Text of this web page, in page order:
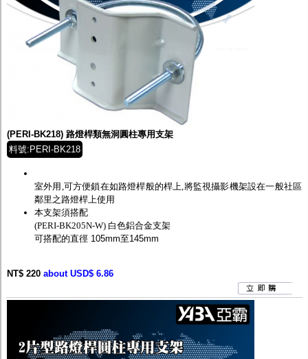
(PERI-BK218) 路燈桿類無洞圓柱專用支架
料號:PERI-BK218
室外用,可方便鎖在如路燈桿般的桿上,將監視攝影機架設在一般社區
鄰里之路燈桿上使用
本支架須搭配
(PERI-BK205N-W) 白色鋁合金支架
可搭配的直徑 105mm至145mm
NT$ 220 about USD$ 6.86